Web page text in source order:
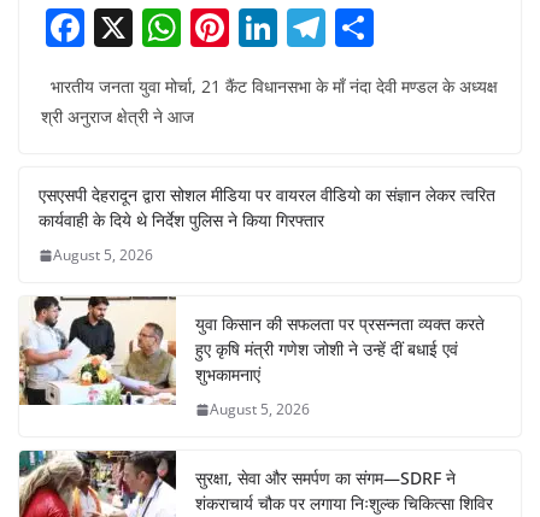
F
c
e
b
o
o
k
X W
h
at
A
p
Pi
nt
er
st
Li
k
dI
n
T
el
e
a
h
ar
भारतीय जनता युवा मोर्चा, 21 कैंट विधानसभा के माँ नंदा देवी मण्डल के अध्यक्ष
श्री अनुराज क्षेत्री ने आज
एसएसपी देहरादून द्वारा सोशल मीडिया पर वायरल वीडियो का संज्ञान लेकर त्वरित
कार्यवाही के दिये थे निर्देश पुलिस ने किया गिरफ्तार
August 5, 2026
युवा किसान की सफलता पर प्रसन्नता व्यक्त करते
हुए कृषि मंत्री गणेश जोशी ने उन्हें दीं बधाई एवं
शुभकामनाएं
August 5, 2026
सुरक्षा, सेवा और समर्पण का संगम—SDRF ने
शंकराचार्य चौक पर लगाया निःशुल्क चिकित्सा शिविर